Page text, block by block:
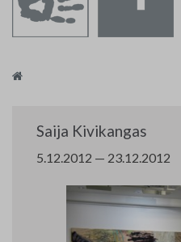
sisältöön
Tarvikevälitys
Saija Kivikangas
5.12.2012 — 23.12.2012